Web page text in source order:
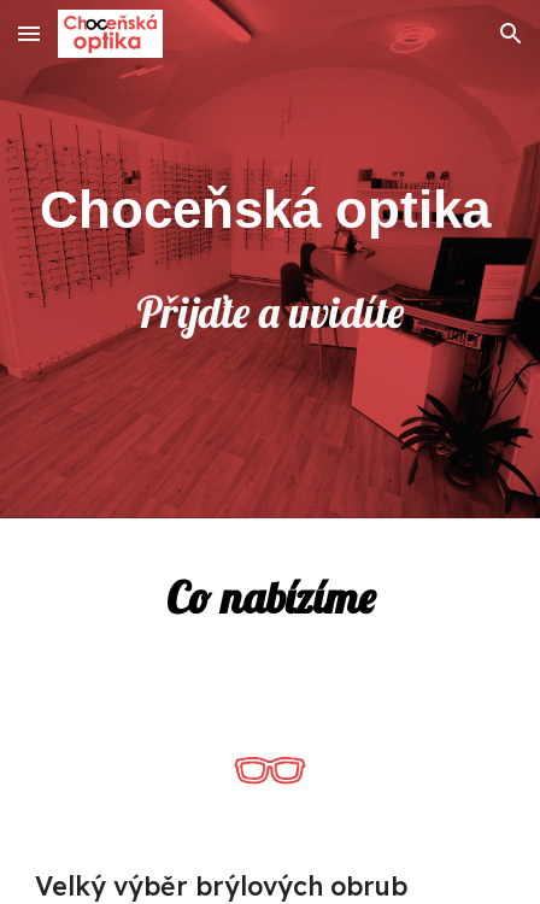
Skip to main content Skip to navigation
Choceňskáoptika
Přijďte a uvidíte
Co nabízíme
Velký výběr brýlových obrub